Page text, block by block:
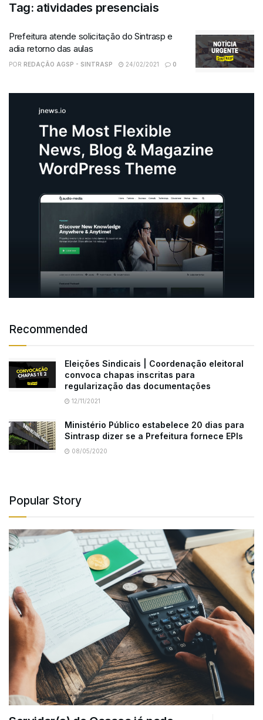
Tag: atividades presenciais
Prefeitura atende solicitação do Sintrasp e
adia retorno das aulas
POR REDAÇÃO AGSP - SINTRASP 24/02/2021 0
Recommended
Eleições Sindicais | Coordenação eleitoral
convoca chapas inscritas para
regularização das documentações
12/11/2021
Ministério Público estabelece 20 dias para
Sintrasp dizer se a Prefeitura fornece EPIs
08/05/2020
Popular Story